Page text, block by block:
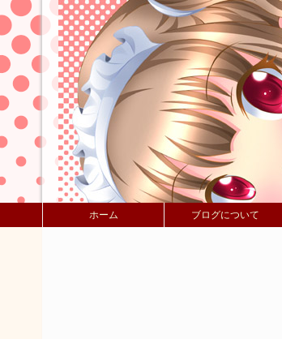
ホーム ブログについて